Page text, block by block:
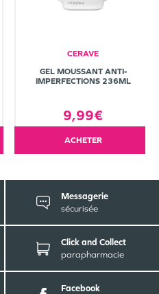
CERAVE
GEL MOUSSANT ANTI-
IMPERFECTIONS 236ML
9,99€
ACHETER
Messagerie
sécurisée
Click and Collect
parapharmacie
Facebook